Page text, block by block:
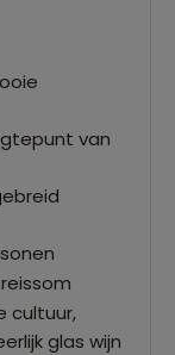
van
cultuur,
glas wijn